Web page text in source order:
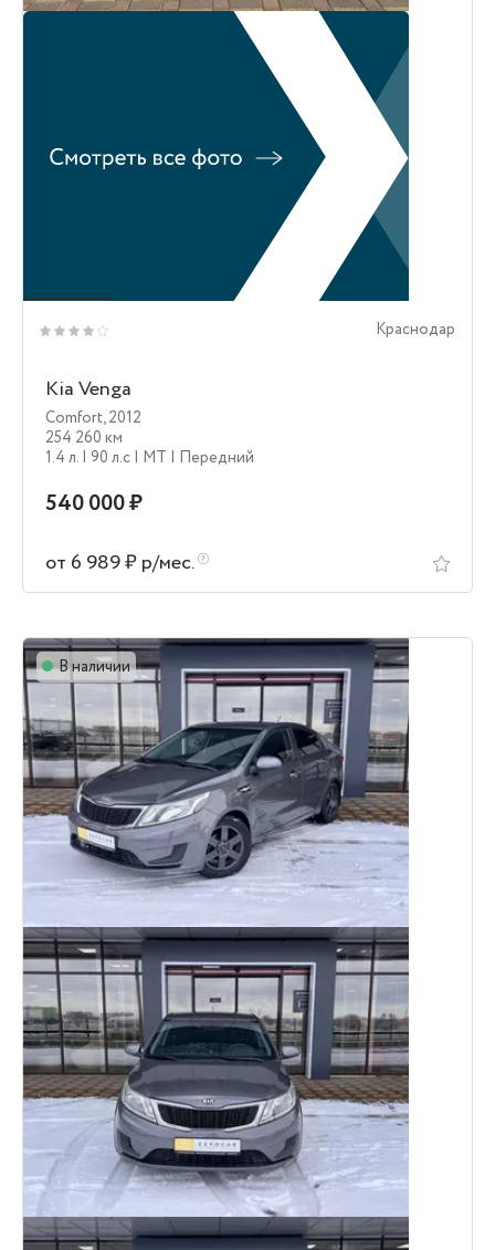
Краснодар
Kia Venga
Comfort,2012
254 260 км
1.4 л. | 90 л.c | MT | Передний
540 000 ₽
от 6 989 ₽ р/мес.
В наличии